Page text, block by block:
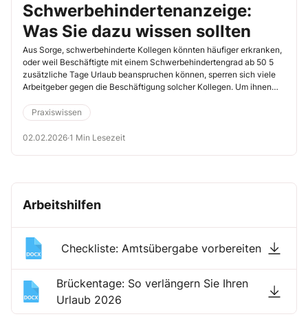
Schwerbehindertenanzeige:
Was Sie dazu wissen sollten
Aus Sorge, schwerbehinderte Kollegen könnten häufiger erkranken,
oder weil Beschäftigte mit einem Schwerbehindertengrad ab 50 5
zusätzliche Tage Urlaub beanspruchen können, sperren sich viele
Arbeitgeber gegen die Beschäftigung solcher Kollegen. Um ihnen
bestimmten Anzahl von Beschäftigten verpflichtet, einen Anteil
schwerbehinderter Menschen zu beschäftigen. Tun sie es nicht,
werden sie zur Kasse gebeten. Die entsprechende Anzeige haben
Praxiswissen
02.02.2026·1 Min Lesezeit
Arbeitshilfen
Checkliste: Amtsübergabe vorbereiten
Brückentage: So verlängern Sie Ihren
Urlaub 2026